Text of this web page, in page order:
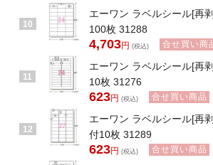
10
エーワン ラベルシール[再
100枚 31288
4,703円 (税込) 合せ買い商
11
エーワン ラベルシール[再
10枚 31276
623円 (税込) 合せ買い商品
12
エーワン ラベルシール[再
付10枚 31289
623円 (税込) 合せ買い商品